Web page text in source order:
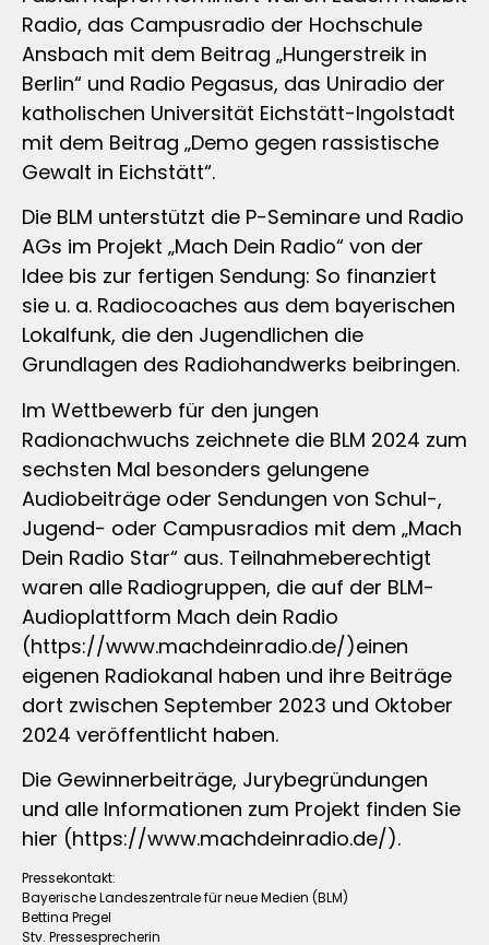
Radio, das Campusradio der Hochschule
Ansbach mit dem Beitrag „Hungerstreik in
Berlin“ und Radio Pegasus, das Uniradio der
katholischen Universität Eichstätt-Ingolstadt
mit dem Beitrag „Demo gegen rassistische
Gewalt in Eichstätt“.
Die BLM unterstützt die P-Seminare und Radio
AGs im Projekt „Mach Dein Radio“ von der
Idee bis zur fertigen Sendung: So finanziert
sie u. a. Radiocoaches aus dem bayerischen
Lokalfunk, die den Jugendlichen die
Grundlagen des Radiohandwerks beibringen.
Im Wettbewerb für den jungen
Radionachwuchs zeichnete die BLM 2024 zum
sechsten Mal besonders gelungene
Audiobeiträge oder Sendungen von Schul-,
Jugend- oder Campusradios mit dem „Mach
Dein Radio Star“ aus. Teilnahmeberechtigt
waren alle Radiogruppen, die auf der BLM-
Audioplattform Mach dein Radio
(https://www.machdeinradio.de/)einen
eigenen Radiokanal haben und ihre Beiträge
dort zwischen September 2023 und Oktober
2024 veröffentlicht haben.
Die Gewinnerbeiträge, Jurybegründungen
und alle Informationen zum Projekt finden Sie
hier (https://www.machdeinradio.de/).
Pressekontakt:
Bayerische Landeszentrale für neue Medien (BLM)
Bettina Pregel
Stv. Pressesprecherin